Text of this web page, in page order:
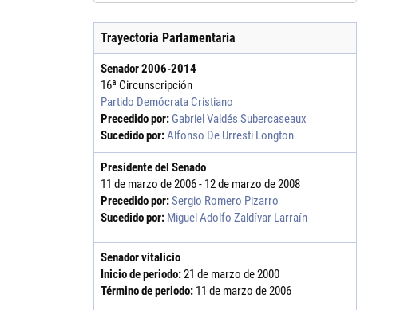
Trayectoria Parlamentaria
Senador2006-2014
16ª Circunscripción
Partido Demócrata Cristiano
Precedido por: Gabriel Valdés Subercaseaux
Sucedido por:Alfonso De Urresti Longton
Presidente del Senado
11 de marzo de 2006 - 12 de marzo de 2008
Precedido por:Sergio Romero Pizarro
Sucedido por: Miguel Adolfo Zaldívar Larraín
Senador vitalicio
Inicio de periodo:21 de marzo de 2000
Término de periodo: 11 de marzo de 2006